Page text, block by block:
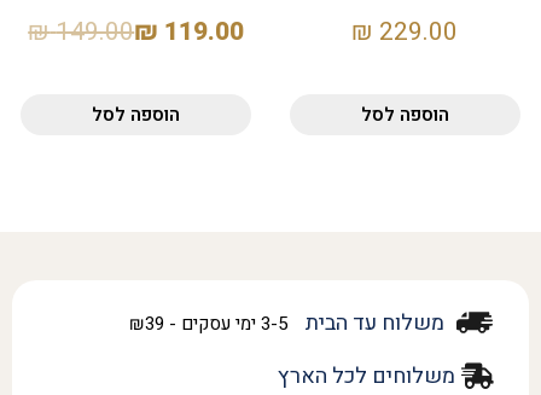
229.00
₪
הוספה לסל
119.00
₪
149.00
₪
הוספה לסל
משלוח עד הבית 3-5 ימי עסקים - ₪39
משלוחים לכל הארץ